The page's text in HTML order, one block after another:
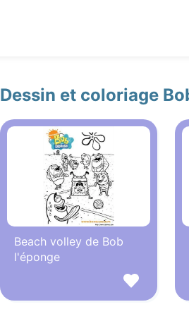
Dessin et coloriage
Beach volley de Bob
l'éponge